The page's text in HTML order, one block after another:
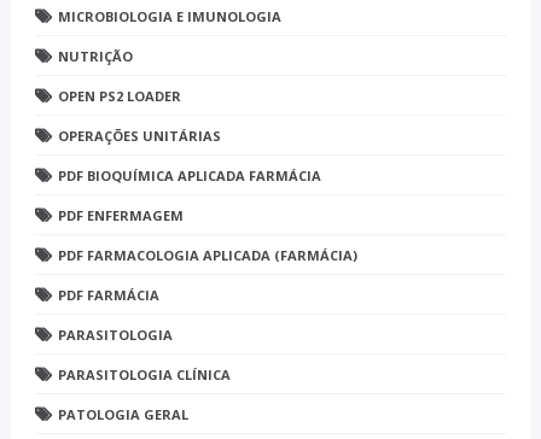
MICROBIOLOGIA E IMUNOLOGIA
NUTRIÇÃO
OPEN PS2 LOADER
OPERAÇÕES UNITÁRIAS
PDF BIOQUÍMICA APLICADA FARMÁCIA
PDF ENFERMAGEM
PDF FARMACOLOGIA APLICADA (FARMÁCIA)
PDF FARMÁCIA
PARASITOLOGIA
PARASITOLOGIA CLÍNICA
PATOLOGIA GERAL